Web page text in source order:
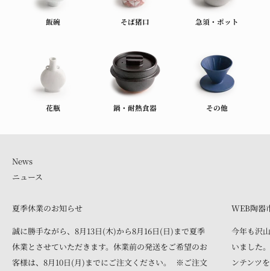
飯碗 そば猪口 急須・ポット
花瓶 鍋・耐熱食器 その他
ニュース
夏季休業のお知らせ
誠に勝手ながら、8月13日(木)から8月16日(日)まで夏季
休業とさせていただきます。休業前の発送をご希望のお
客様は、8月10日(月)までにご注文ください。 ※ご注文
WEB陶器
今年も沢
いました
ンテンツ